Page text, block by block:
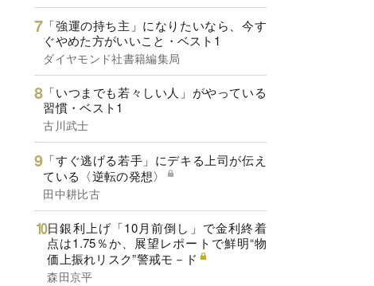
「強運の持ち主」になりたいなら、今す
ぐやめた方がいいこと・ベスト1
ダイヤモンド社書籍編集局
「いつまでも若々しい人」がやっている
習慣・ベスト1
古川武士
「すぐ逃げる若手」にデキる上司が伝え
ている〈逆転の発想〉
田中耕比古
日銀利上げ「10月前倒し」で金利終着
点は1.75％か、展望レポートで鮮明“物
価上振れリスク”警戒モ－ド
森田京平